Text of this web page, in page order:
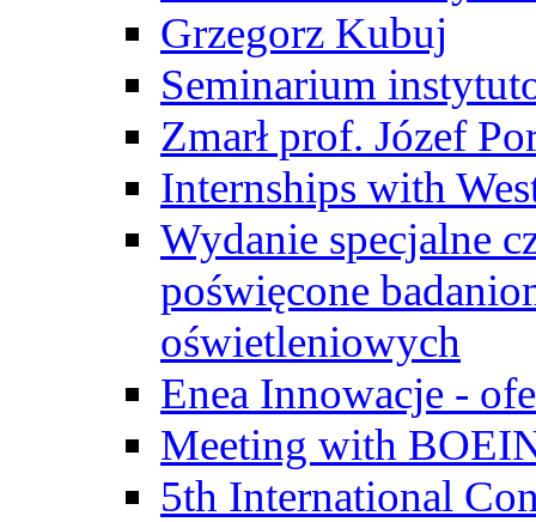
Grzegorz Kubuj
Seminarium
Zmarł prof. Józef
Internships with
Wydanie specjalne
poświęcone
oświetleniowych
Enea Innowacje -
Meeting with
5th International